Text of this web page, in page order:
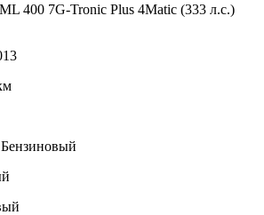
ML 400 7G-Tronic Plus 4Matic (333 л.с.)
Бензиновый